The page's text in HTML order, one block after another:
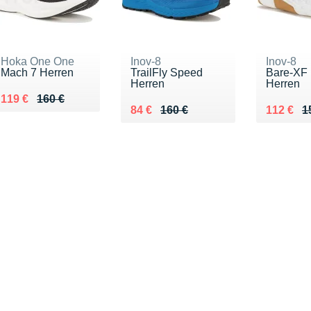
Hoka One One
Mach 7 Herren
160 €
Au lieu de 160 €
119 €
Vendu 119 €
Inov-8
TrailFly Speed
Herren
160 €
Au lieu de 160 €
84 €
Vendu 84 €
Inov-8
Bare-XF
Herren
Au lieu
112 €
Vendu